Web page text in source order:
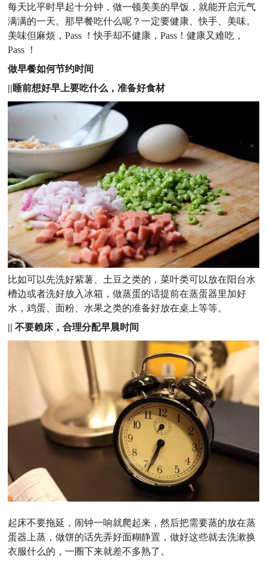
每天比平时早起十分钟，做一顿美美的早饭，就能开启元气
满满的一天。那早餐吃什么呢？一定要健康、快手、美味。
美味但麻烦，Pass ！快手却不健康，Pass！健康又难吃，
Pass ！
做早餐如何节约时间
||睡前想好早上要吃什么，准备好食材
比如可以先洗好紫薯、土豆之类的，菜叶类可以放在阳台水
槽边或者洗好放入冰箱，做蒸蛋的话提前在蒸蛋器里加好
水，鸡蛋、面粉、水果之类的准备好放在桌上等等。
|| 不要赖床，合理分配早晨时间
起床不要拖延，闹钟一响就爬起来，然后把需要蒸的放在蒸
蛋器上蒸，做饼的话先弄好面糊静置，做好这些就去洗漱换
衣服什么的，一圈下来就差不多熟了。